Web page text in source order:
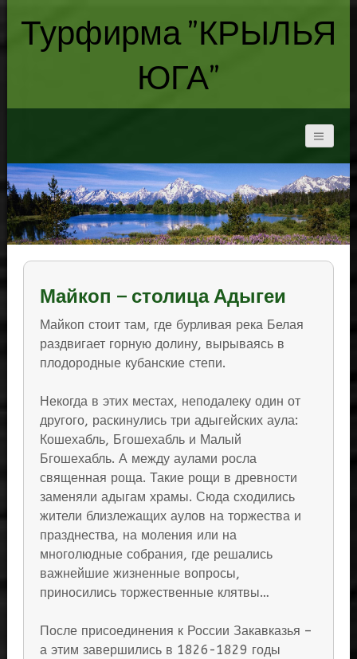
Турфирма "КРЫЛЬЯ
ЮГА"
Майкоп – столица Адыгеи
Майкоп стоит там, где бурливая река Белая
раздвигает горную долину, вырываясь в
плодородные кубанские степи.
Некогда в этих местах, неподалеку один от
другого, раскинулись три адыгейских аула:
Кошехабль, Бгошехабль и Малый
Бгошехабль. А между аулами росла
священная роща. Такие рощи в древности
заменяли адыгам храмы. Сюда сходились
жители близлежащих аулов на торжества и
празднества, на моления или на
многолюдные собрания, где решались
важнейшие жизненные вопросы,
приносились торжественные клятвы…
После присоединения к России Закавказья –
а этим завершились в 1826-1829 годы